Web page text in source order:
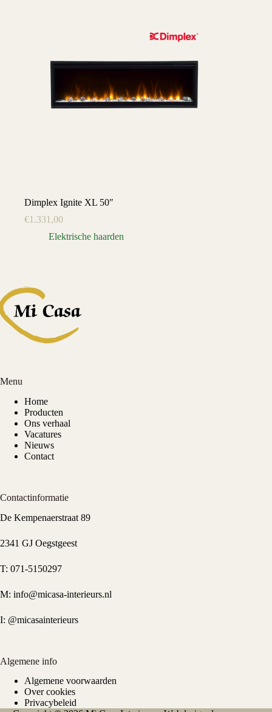
Dimplex Ignite XL 50″
€1.331,00
Elektrische haarden
Menu
Home
Producten
Ons verhaal
Vacatures
Nieuws
Contact
Contactinformatie
De Kempenaerstraat 89
2341 GJ Oegstgeest
T: 071-5150297
M: info@micasa-interieurs.nl
I: @micasainterieurs
Algemene info
Algemene voorwaarden
Over cookies
Privacybeleid